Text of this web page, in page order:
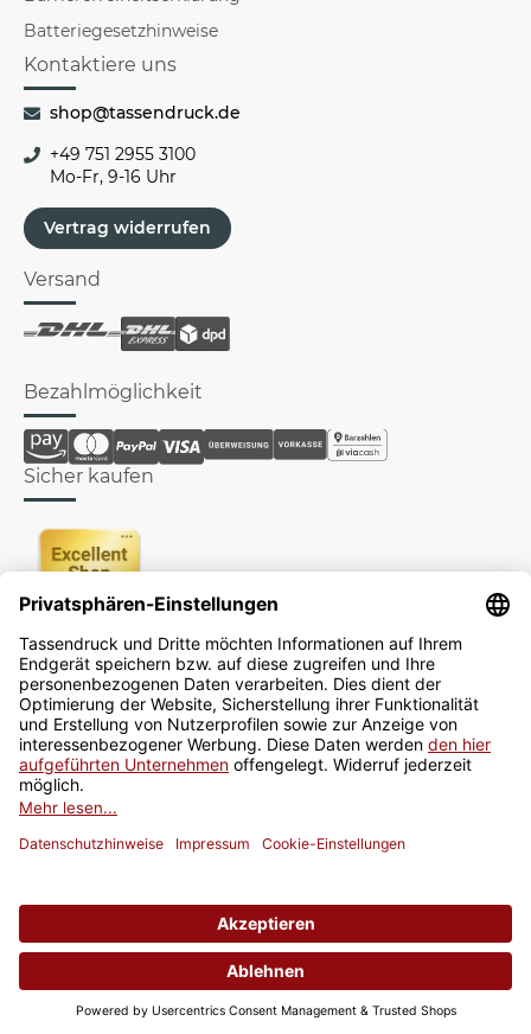
Batteriegesetzhinweise
Kontaktiere uns
shop@tassendruck.de
+49 751 2955 3100
Mo-Fr, 9-16 Uhr
Vertrag widerrufen
Versand
Bezahlmöglichkeit
Sicher kaufen
Newsletter